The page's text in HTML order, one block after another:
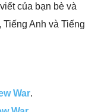
của bạn bè và
Anh và Tiếng
War.